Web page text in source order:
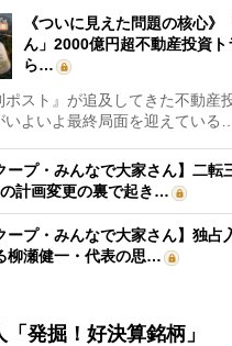
《ついに見えた問題の核心》
ん」2000億円超不動産投資ト
ら…
スト』が追及してきた不動産
いよいよ最終局面を迎えている…
ープ・みんなで大家さん】二転
計画変更の裏で起き…
ープ・みんなで大家さん】独占
柳瀬健一・代表の思…
発掘！好決算銘柄」